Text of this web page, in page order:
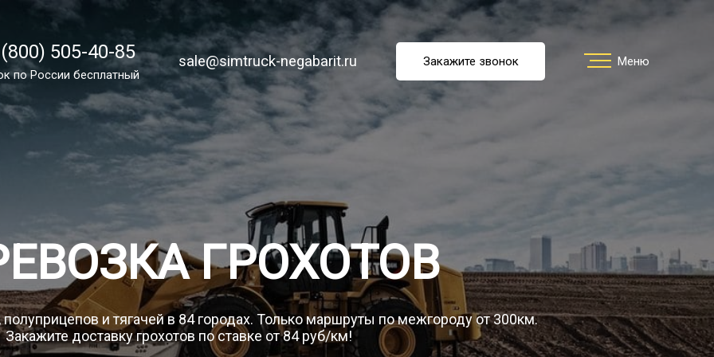
(800) 505-40-85
по РФ бесплатный
sale@simtruck-negabarit.ru Заказать звонок Меню
Заказать перевозку
О компании
Грузы
505-40-85
по России бесплатный
sale@simtruck-negabarit.ru Закажите звонок Меню
ГРОХОТОВ
и тягачей в 84 городах. Только маршруты по межгороду от 300км.
Закажите доставку грохотов по ставке от 84 руб/км!